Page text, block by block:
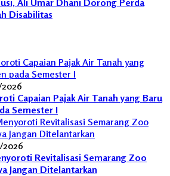
Ali Umar Dhani Dorong Perda
Disabilitas
Capaian Pajak Air Tanah yang Baru
Semester I
2026
Revitalisasi Semarang Zoo
Jangan Ditelantarkan